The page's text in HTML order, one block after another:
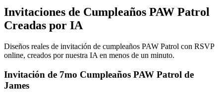
Invitaciones de Cumpleaños PAW Patrol
Creadas por IA
Diseños reales de invitación de cumpleaños PAW Patrol con RSVP
online, creados por nuestra IA en menos de un minuto.
Invitación de 7mo Cumpleaños PAW Patrol de
James